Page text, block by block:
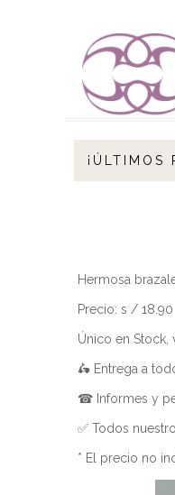
¡ÚLTIMOS
Hermosa
Precio: s / 18.90
Único en Stock,
🛵 Entrega a
☎ Informes y
✅ Todos
* El precio no